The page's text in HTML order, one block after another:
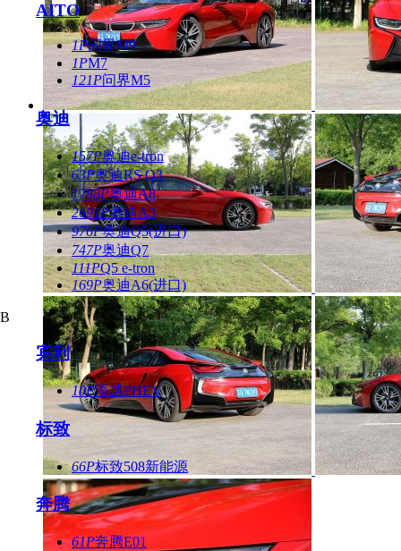
AITO
1P问界M9
1PM7
121P问界M5
奥迪
157P奥迪e-tron
63P奥迪RS Q3
1788P奥迪A8
2691P奥迪A3
976P奥迪Q5(进口)
747P奥迪Q7
111PQ5 e-tron
169P奥迪A6(进口)
B
宾利
10P添越PHEV
标致
66P标致508新能源
奔腾
61P奔腾E01